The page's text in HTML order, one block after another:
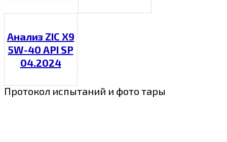
Анализ ZIC X9
5W-40 API SP
04.2024
Протокол испытаний и фото тары